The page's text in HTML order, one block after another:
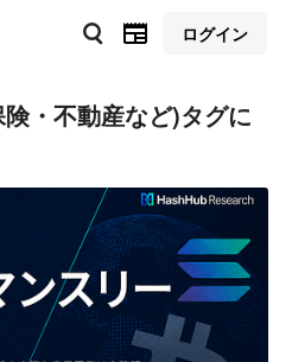
ログイン
・不動産など)タグに